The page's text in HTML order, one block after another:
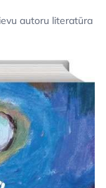
autoru literatūra